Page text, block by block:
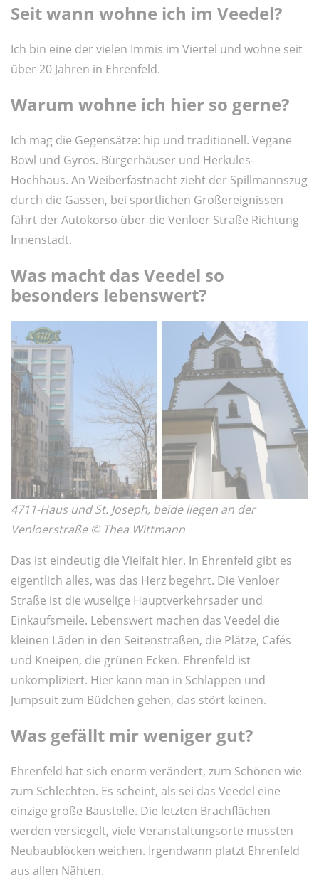
Seit wann wohne ich im Veedel?
Ich bin eine der vielen Immis im Viertel und wohne seit
über 20 Jahren in Ehrenfeld.
Warum wohne ich hier so gerne?
Ich mag die Gegensätze: hip und traditionell. Vegane
Bowl und Gyros. Bürgerhäuser und Herkules-
Hochhaus. An Weiberfastnacht zieht der Spillmannszug
durch die Gassen, bei sportlichen Großereignissen
fährt der Autokorso über die Venloer Straße Richtung
Innenstadt.
Was macht das Veedel so
besonders lebenswert?
4711-Haus und St. Joseph, beide liegen an der
Venloerstraße © Thea Wittmann
Das ist eindeutig die Vielfalt hier. In Ehrenfeld gibt es
eigentlich alles, was das Herz begehrt. Die Venloer
Straße ist die wuselige Hauptverkehrsader und
Einkaufsmeile. Lebenswert machen das Veedel die
kleinen Läden in den Seitenstraßen, die Plätze, Cafés
und Kneipen, die grünen Ecken. Ehrenfeld ist
unkompliziert. Hier kann man in Schlappen und
Jumpsuit zum Büdchen gehen, das stört keinen.
Was gefällt mir weniger gut?
Ehrenfeld hat sich enorm verändert, zum Schönen wie
zum Schlechten. Es scheint, als sei das Veedel eine
einzige große Baustelle. Die letzten Brachflächen
werden versiegelt, viele Veranstaltungsorte mussten
Neubaublöcken weichen. Irgendwann platzt Ehrenfeld
aus allen Nähten.